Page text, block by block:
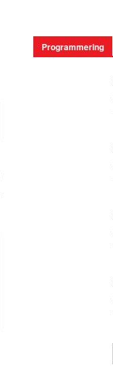
Programmering